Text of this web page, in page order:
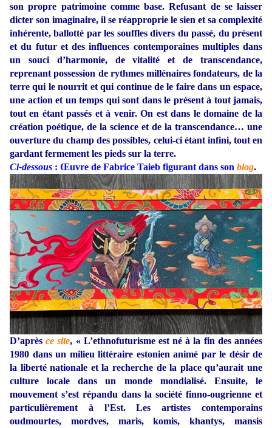
son propre patrimoine comme base. Refusant de se laisser
dicter son imaginaire, il se réapproprie le sien et sa complexité
inhérente, ballotté par les souffles divers du passé, du présent
et du futur et des influences contemporaines multiples dans
un souci d’harmonie, de vitalité et de transcendance,
reprenant possession de rythmes millénaires fondateurs, de la
terre qui le nourrit et qui continue de le faire dans un espace,
une action et un temps qui sont dans le présent à tout jamais,
tout en étant passés et à venir. On est dans le domaine de la
création poétique, de la science et de la transcendance… une
ouverture du champ des possibles, celui-ci étant infini, tout en
gardant fermement les pieds sur la terre.
Ci-dessous : Œuvre de Fabrice Taieb figurant dans son blog.
D’aprèsce site, « L’ethnofuturisme est né à la fin des années
1980 dans un milieu littéraire estonien animé par le désir de
la liberté nationale et la recherche de la place qu’aurait une
culture locale dans un monde mondialisé. Ensuite, le
mouvement s’est répandu dans la société finno-ougrienne et
particulièrement à l’Est. Les artistes contemporains
oudmourtes, mordves, maris, komis, khantys, mansis